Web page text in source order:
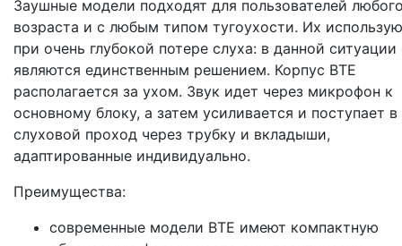
Заушные модели подходят для пользователей
возраста и с любым типом тугоухости. Их
при очень глубокой потере слуха: в данной ситуации
являются единственным решением. Корпус BTE
располагается за ухом. Звук идет через микрофон к
основному блоку, а затем усиливается и поступает в
слуховой проход через трубку и вкладыши,
адаптированные индивидуально.
Преимущества:
современные модели BTE имеют компактную